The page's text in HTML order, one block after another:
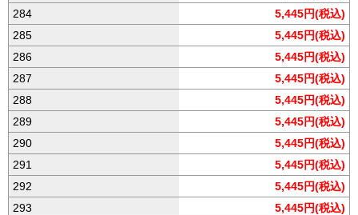
284
5,445円(税込)
285
5,445円(税込)
286
5,445円(税込)
287
5,445円(税込)
288
5,445円(税込)
289
5,445円(税込)
290
5,445円(税込)
291
5,445円(税込)
292
5,445円(税込)
293
5,445円(税込)